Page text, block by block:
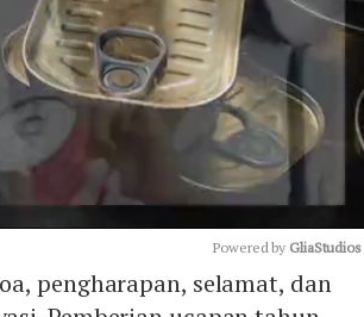
Powered by GliaStudios
pengharapan, selamat, dan